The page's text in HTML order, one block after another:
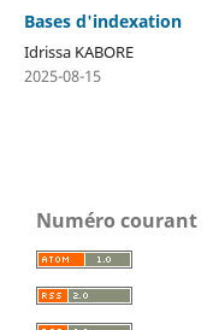
Bases d'indexation
Idrissa KABORE
2025-08-15
Numéro courant